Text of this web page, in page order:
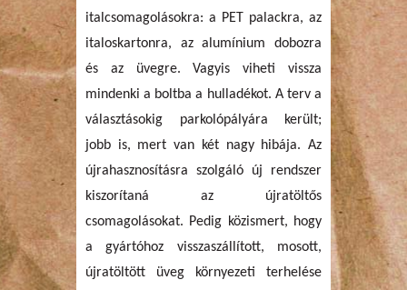
italcsomagolásokra: a PET palackra, az
italoskartonra, az alumínium dobozra
és az üvegre. Vagyis viheti vissza
mindenki a boltba a hulladékot. A terv a
választásokig parkolópályára került;
jobb is, mert van két nagy hibája. Az
újrahasznosításra szolgáló új rendszer
kiszorítaná az újratöltős
csomagolásokat. Pedig közismert, hogy
a gyártóhoz visszaszállított, mosott,
újratöltött üveg környezeti terhelése